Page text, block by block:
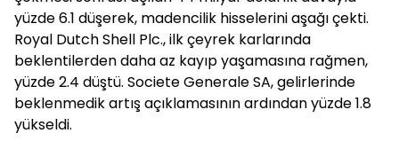
yüzde 6.1 düşerek, madencilik hisselerini aşağı çekti.
Royal Dutch Shell Plc., ilk çeyrek karlarında
beklentilerden daha az kayıp yaşamasına rağmen,
yüzde 2.4 düştü. Societe Generale SA, gelirlerinde
beklenmedik artış açıklamasının ardından yüzde 1.8
yükseldi.